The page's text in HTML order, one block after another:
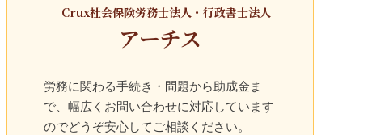
Crux社会保険労務士法人・行政書士法人
アーチス
労務に関わる手続き・問題から助成金ま
で、幅広くお問い合わせに対応しています
のでどうぞ安心してご相談ください。